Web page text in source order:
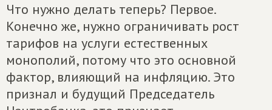
Что нужно делать теперь? Первое.
Конечно же, нужно ограничивать рост
тарифов на услуги естественных
монополий, потому что это основной
фактор, влияющий на инфляцию. Это
признал и будущий Председатель